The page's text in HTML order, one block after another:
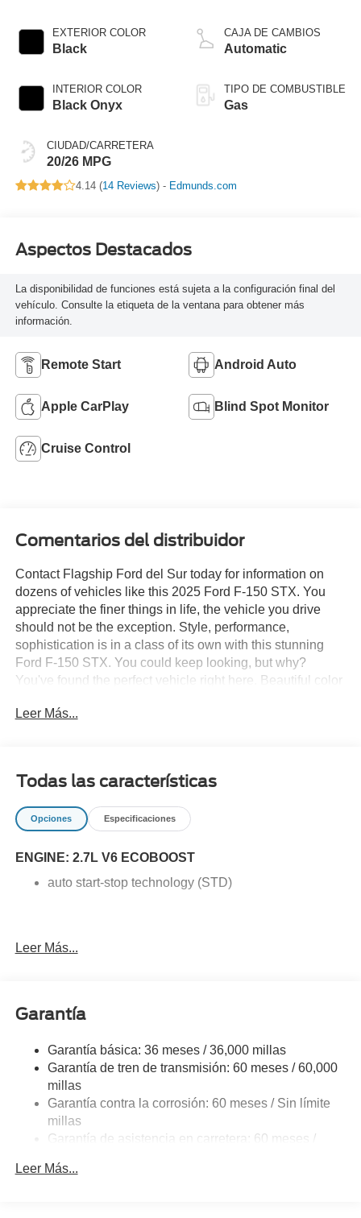
EXTERIOR COLOR
Black
INTERIOR COLOR
Black Onyx
CIUDAD/CARRETERA
20/26 MPG
CAJA DE CAMBIOS
Automatic
TIPO DE COMBUSTIBLE
Gas
4.14 (14 Reviews) - Edmunds.com
Aspectos Destacados
La disponibilidad de funciones está sujeta a la configuración final del
vehículo. Consulte la etiqueta de la ventana para obtener más
información.
Remote Start Android Auto
Apple CarPlay Blind Spot Monitor
Cruise Control
Comentarios del distribuidor
Contact Flagship Ford del Sur today for information on
dozens of vehicles like this 2025 Ford F-150 STX. You
appreciate the finer things in life, the vehicle you drive
should not be the exception. Style, performance,
sophistication is in a class of its own with this stunning
Ford F-150 STX. You could keep looking, but why?
You've found the perfect vehicle right here. Beautiful color
interior making this the one to own! The Ford F-150 STX
Leer Más...
Todas las características
Opciones Especificaciones
ENGINE: 2.7L V6 ECOBOOST
auto start-stop technology (STD)
Leer Más...
Garantía
Garantía básica: 36 meses / 36,000 millas
Garantía de tren de transmisión: 60 meses / 60,000
millas
Garantía contra la corrosión: 60 meses / Sin límite
millas
Garantía de asistencia en carretera: 60 meses /
Leer Más...